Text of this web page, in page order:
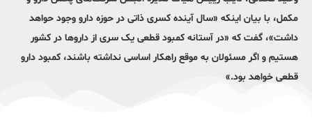
مکمل، با بیان اینکه «سال آینده کسری ذاتی در حوزه دارو وجود حواهد
داشت»، گفت که «در آستانه کمبود قطعی یک سری از داروها در کشور
هستیم و اگر مسئولان به موقع راهکار اساسی نداشته باشند، کمبود دارو
قطعی خواهد بود.»